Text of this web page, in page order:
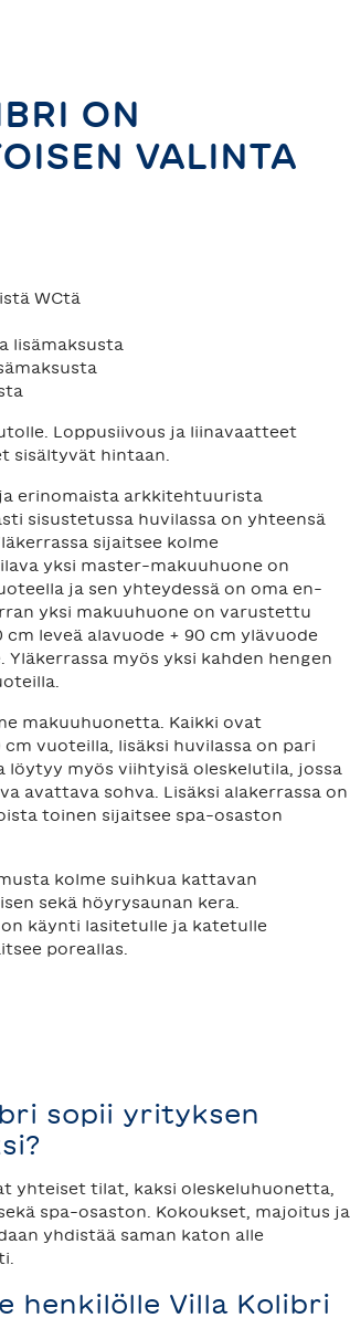
ON
VALINTA
WCtä
lisämaksusta
Loppusiivous ja liinavaatteet
sisältyvät hintaan.
erinomaista arkkitehtuurista
sisustetussa huvilassa on yhteensä
sijaitsee kolme
yksi master-makuuhuone on
ja sen yhteydessä on oma en-
yksi makuuhuone on varustettu
cm leveä alavuode + 90 cm ylävuode
Yläkerrassa myös yksi kahden hengen
makuuhuonetta. Kaikki ovat
vuoteilla, lisäksi huvilassa on pari
löytyy myös viihtyisä oleskelutila, jossa
avattava sohva. Lisäksi alakerrassa on
toinen sijaitsee spa-osaston
kolme suihkua kattavan
sekä höyrysaunan kera.
käynti lasitetulle ja katetulle
poreallas.
sopii yrityksen
yhteiset tilat, kaksi oleskeluhuonetta,
spa-osaston. Kokoukset, majoitus ja
yhdistää saman katon alle
henkilölle Villa Kolibri